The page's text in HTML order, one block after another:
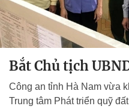
Bắt Chủ tịch
Công an tỉnh Hà Nam vừa
Trung tâm Phát triển quỹ